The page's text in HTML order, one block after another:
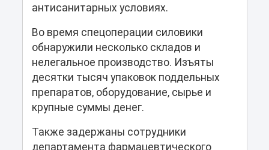
антисанитарных условиях.
Во время спецоперации силовики
обнаружили несколько складов и
нелегальное производство. Изъяты
десятки тысяч упаковок поддельных
препаратов, оборудование, сырье и
крупные суммы денег.
Также задержаны сотрудники
департамента фармацевтического